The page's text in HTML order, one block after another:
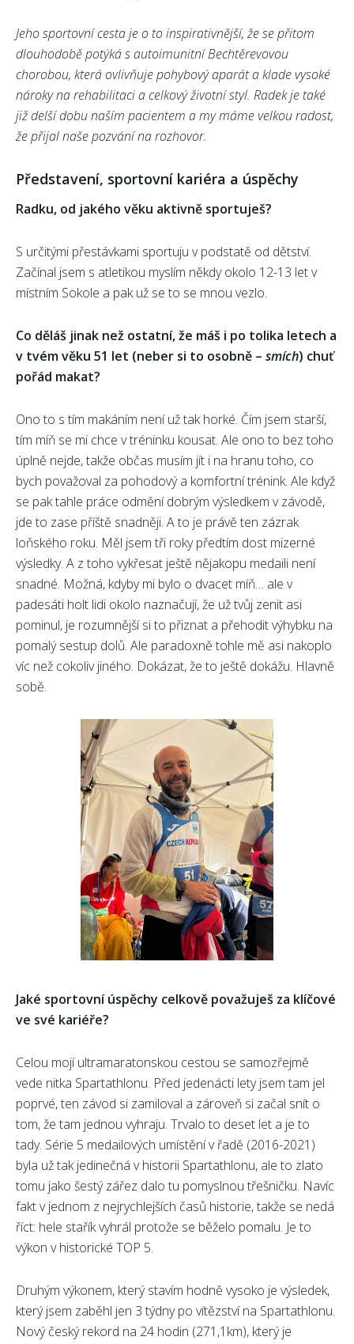
Jeho sportovní cesta je o to inspirativnější, že se přitom
dlouhodobě potýká s autoimunitní Bechtěrevovou
chorobou, která ovlivňuje pohybový aparát a klade vysoké
nároky na rehabilitaci a celkový životní styl. Radek je také
již delší dobu naším pacientem a my máme velkou radost,
že přijal naše pozvání na rozhovor.
Představení, sportovní kariéra a úspěchy
Radku, od jakého věku aktivně sportuješ?
S určitými přestávkami sportuju v podstatě od dětství.
Začínal jsem s atletikou myslím někdy okolo 12-13 let v
místním Sokole a pak už se to se mnou vezlo.
Co děláš jinak než ostatní, že máš i po tolika letech a
v tvém věku 51 let (neber si to osobně – smích) chuť
pořád makat?
Ono to s tím makáním není už tak horké. Čím jsem starší,
tím míň se mi chce v tréninku kousat. Ale ono to bez toho
úplně nejde, takže občas musím jít i na hranu toho, co
bych považoval za pohodový a komfortní trénink. Ale když
se pak tahle práce odmění dobrým výsledkem v závodě,
jde to zase příště snadněji. A to je právě ten zázrak
loňského roku. Měl jsem tři roky předtím dost mizerné
výsledky. A z toho vykřesat ještě nějakopu medaili není
snadné. Možná, kdyby mi bylo o dvacet míň… ale v
padesáti holt lidi okolo naznačují, že už tvůj zenit asi
pominul, je rozumnější si to přiznat a přehodit výhybku na
pomalý sestup dolů. Ale paradoxně tohle mě asi nakoplo
víc než cokoliv jiného. Dokázat, že to ještě dokážu. Hlavně
sobě.
Jaké sportovní úspěchy celkově považuješ za klíčové
ve své kariéře?
Celou mojí ultramaratonskou cestou se samozřejmě
vede nitka Spartathlonu. Před jedenácti lety jsem tam jel
poprvé, ten závod si zamiloval a zároveň si začal snít o
tom, že tam jednou vyhraju. Trvalo to deset let a je to
tady. Série 5 medailových umístění v řadě (2016-2021)
byla už tak jedinečná v historii Spartathlonu, ale to zlato
tomu jako šestý zářez dalo tu pomyslnou třešničku. Navíc
fakt v jednom z nejrychlejších časů historie, takže se nedá
říct: hele stařík vyhrál protože se běželo pomalu. Je to
výkon v historické TOP 5.
Druhým výkonem, který stavím hodně vysoko je výsledek,
který jsem zaběhl jen 3 týdny po vítězství na Spartathlonu.
Nový český rekord na 24 hodin (271,1km), který je